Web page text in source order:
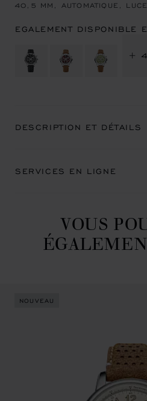
40,5 MM, AUTOMATIQUE,
EGALEMENT DISPONIBLE
+ 4
DESCRIPTION ET DÉTAILS
SERVICES EN LIGNE
VOUS
NOUVEAU